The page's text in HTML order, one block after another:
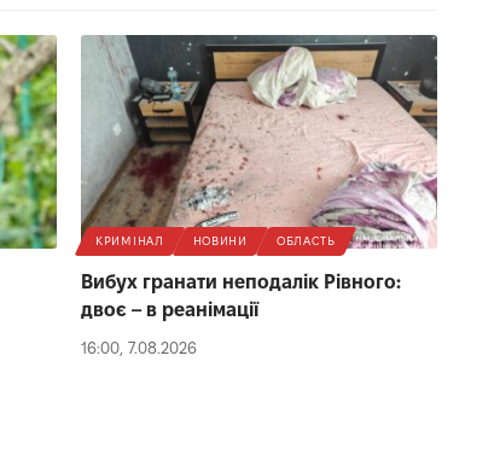
КРИМІНАЛ НОВИНИ ОБЛАСТЬ
Вибух гранати неподалік Рівного:
двоє – в реанімації
16:00, 7.08.2026